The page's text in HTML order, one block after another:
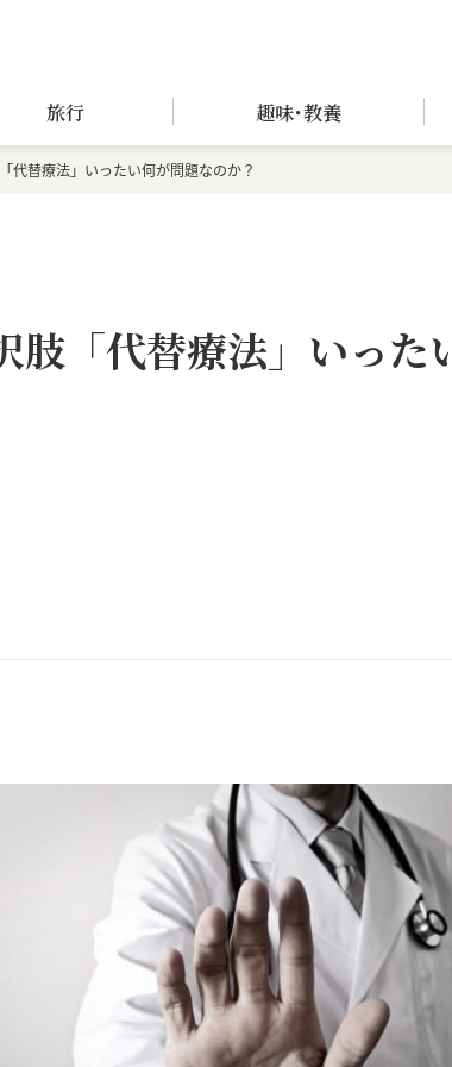
旅行 趣味･教養
代替療法」いったい何が問題なのか？
肢「代替療法」いった